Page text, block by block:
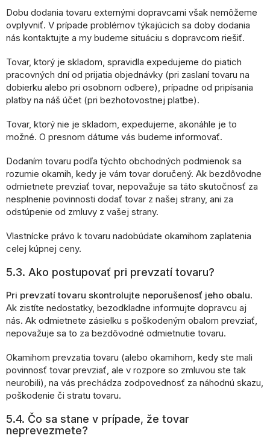
Dobu dodania tovaru externými dopravcami však nemôžeme
ovplyvniť. V prípade problémov týkajúcich sa doby dodania
nás kontaktujte a my budeme situáciu s dopravcom riešiť.
Tovar, ktorý je skladom, spravidla expedujeme do piatich
pracovných dní od prijatia objednávky (pri zaslaní tovaru na
dobierku alebo pri osobnom odbere), prípadne od pripísania
platby na náš účet (pri bezhotovostnej platbe).
Tovar, ktorý nie je skladom, expedujeme, akonáhle je to
možné. O presnom dátume vás budeme informovať.
Dodaním tovaru podľa týchto obchodných podmienok sa
rozumie okamih, kedy je vám tovar doručený. Ak bezdôvodne
odmietnete prevziať tovar, nepovažuje sa táto skutočnosť za
nesplnenie povinnosti dodať tovar z našej strany, ani za
odstúpenie od zmluvy z vašej strany.
Vlastnícke právo k tovaru nadobúdate okamihom zaplatenia
celej kúpnej ceny.
5.3. Ako postupovať pri prevzatí tovaru?
Pri prevzatí tovaru skontrolujte neporušenosť jeho obalu.
Ak zistíte nedostatky, bezodkladne informujte dopravcu aj
nás. Ak odmietnete zásielku s poškodeným obalom prevziať,
nepovažuje sa to za bezdôvodné odmietnutie tovaru.
Okamihom prevzatia tovaru (alebo okamihom, kedy ste mali
povinnosť tovar prevziať, ale v rozpore so zmluvou ste tak
neurobili), na vás prechádza zodpovednosť za náhodnú skazu,
poškodenie či stratu tovaru.
5.4. Čo sa stane v prípade, že tovar
neprevezmete?